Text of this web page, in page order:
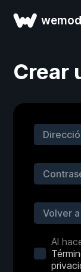
wemod
Crear
Al